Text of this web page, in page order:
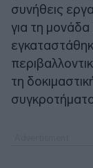
συνήθεις
για τη
τη